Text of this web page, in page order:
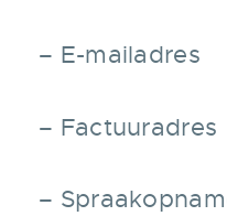
– E-mailadres
– Factuuradres
–